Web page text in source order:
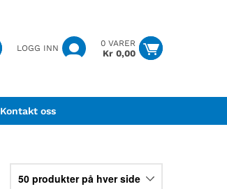
LOGG INN
0 VARER
Kr0,00
Kontakt oss